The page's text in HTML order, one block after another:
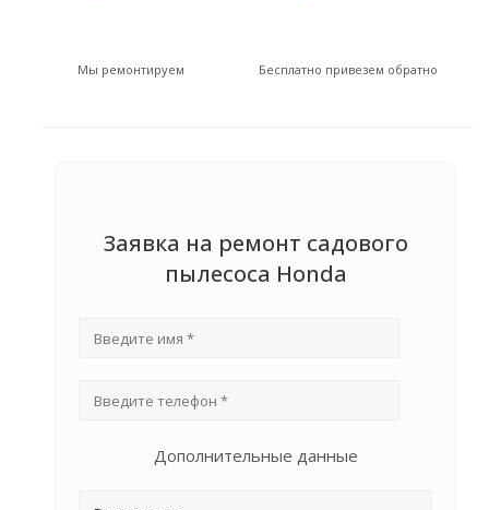
Мы ремонтируем Бесплатно привезем обратно
Заявка на ремонт садового
пылесоса Honda
Дополнительные данные